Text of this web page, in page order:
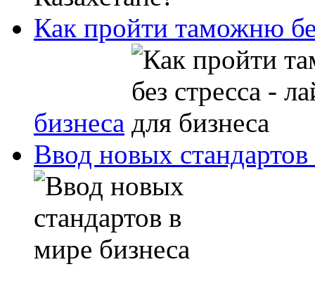
Как пройти таможню
бизнеса
Ввод новых